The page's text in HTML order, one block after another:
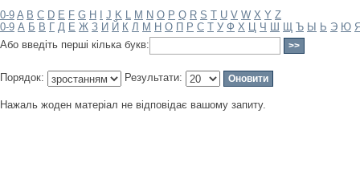
0-9 A B C D E F G H J K L M N O P Q R S T U V W X Y Z
0-9 А Б В Г Д Е Ж З И Й К Л М Н О П Р С Т У Ф Х Ц Ч Ш Щ Ъ Ы Ь Э Ю
Або введіть перші кілька букв:
Порядок: Результати:
Нажаль жоден матеріал не відповідає вашому запиту.